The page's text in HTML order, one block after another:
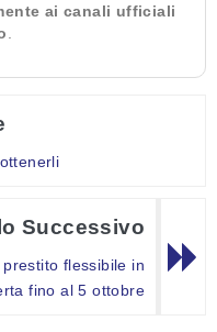
ai canali ufficiali
Successivo
flessibile in
fino al 5 ottobre